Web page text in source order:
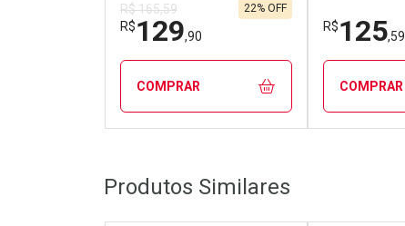
R$ 165,59
R$129,90
22% OFF
COMPRAR
Laboratório
Por Menos
R$125,59
COMPRAR
Produtos Similares